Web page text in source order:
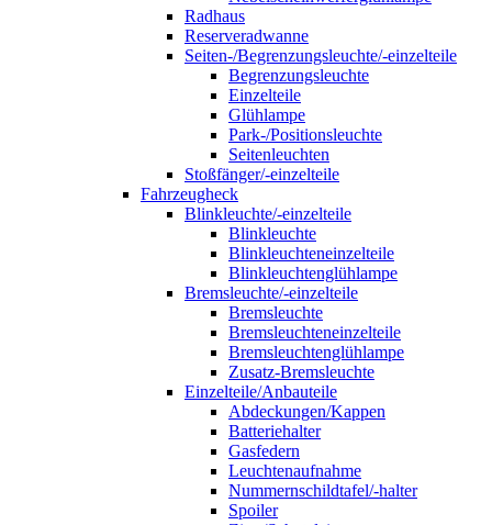
Radhaus
Reserveradwanne
Seiten-/Begrenzungsleuchte/-einzelteile
Begrenzungsleuchte
Einzelteile
Glühlampe
Park-/Positionsleuchte
Seitenleuchten
Stoßfänger/-einzelteile
Fahrzeugheck
Blinkleuchte/-einzelteile
Blinkleuchte
Blinkleuchteneinzelteile
Blinkleuchtenglühlampe
Bremsleuchte/-einzelteile
Bremsleuchte
Bremsleuchteneinzelteile
Bremsleuchtenglühlampe
Zusatz-Bremsleuchte
Einzelteile/Anbauteile
Abdeckungen/Kappen
Batteriehalter
Gasfedern
Leuchtenaufnahme
Nummernschildtafel/-halter
Spoiler